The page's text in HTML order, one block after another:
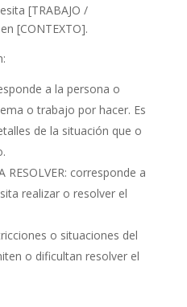
[TRABAJO /
[CONTEXTO].
a la persona o
o trabajo por hacer. Es
de la situación que o
RESOLVER: corresponde a
realizar o resolver el
o situaciones del
o dificultan resolver el